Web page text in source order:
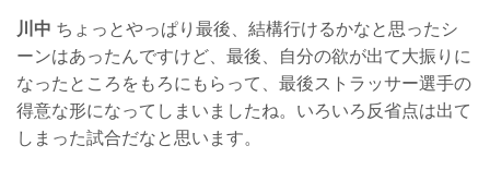
川中 ちょっとやっぱり最後、結構行けるかなと思ったシ
ーンはあったんですけど、最後、自分の欲が出て大振りに
なったところをもろにもらって、最後ストラッサー選手の
得意な形になってしまいましたね。いろいろ反省点は出て
しまった試合だなと思います。